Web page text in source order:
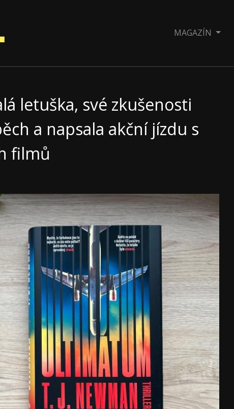
MAGAZÍN
letuška, své zkušenosti
a napsala akční jízdu s
filmů